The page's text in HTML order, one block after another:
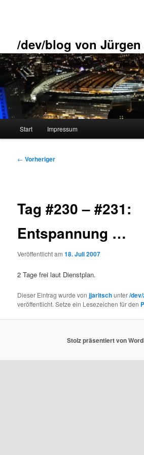
/dev/blog von
Start Impressum
Beitragsnavigation
← Vorheriger
Tag #230 – #231:
Entspannung …
Veröffentlicht am18. Juli 2007
2 Tage frei laut Dienstplan.
Dieser Eintrag wurde vonjjaritschunter/
veröffentlicht. Setze ein Lesezeichen für den
Stolz präsentiert von